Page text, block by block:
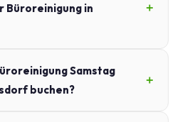
Büroreinigung in
Samstag
buchen?